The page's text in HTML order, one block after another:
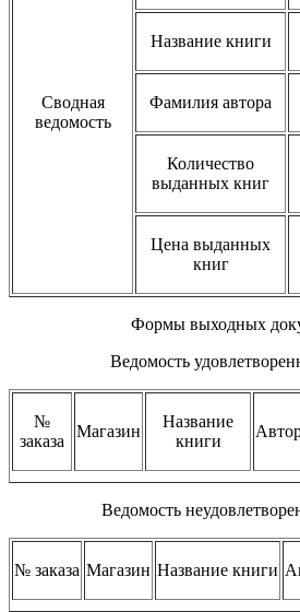
Сводная
ведомость
Название книги
Фамилия автора
Количество
выданных книг
Цена выданных
книг
Формы выходных
Ведомость
№
заказа
Магазин
Название
книги
Ведомость
№ заказа Магазин Название книги